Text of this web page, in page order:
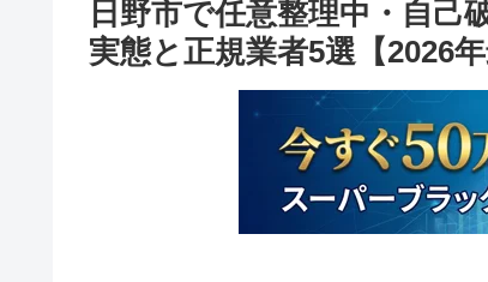
日野市で任意整理中・自己
実態と正規業者5選【2026年